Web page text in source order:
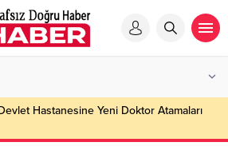
Hastanesine Yeni Doktor Atamaları